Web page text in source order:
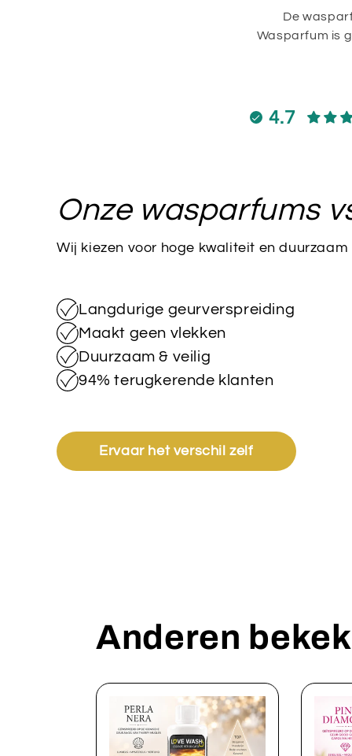
De
Wasparfum is
4.7
Onze wasparfums
Wij kiezen voor hoge kwaliteit en duurzaam
Langdurige geurverspreiding
Maakt geen vlekken
Duurzaam & veilig
94% terugkerende klanten
Ervaar het verschil zelf
Anderen